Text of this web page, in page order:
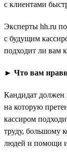
с клиентами
Эксперты hh.ru
с будущим
подходит ли вам
► Что вам
Кандидат должен
на которую
кассиром
труду, большому
людей и помощи